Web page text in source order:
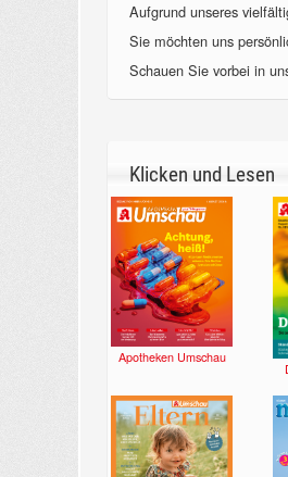
Aufgrund unseres
Sie möchten uns
Schauen Sie vorbei in
Klicken und Lesen
Apotheken Umschau